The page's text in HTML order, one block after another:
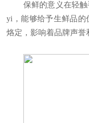
保鲜的意义在轻
yi，能够给予生鲜品的
烙定，影响着品牌声誉